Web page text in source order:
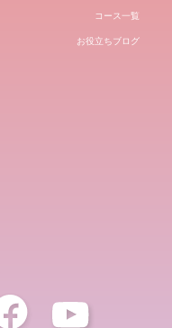
コース一覧
お役立ちブログ